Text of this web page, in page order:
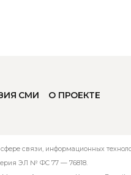
СМИ О ПРОЕКТЕ
связи, информационных
ЭЛ № ФС 77 — 76818.